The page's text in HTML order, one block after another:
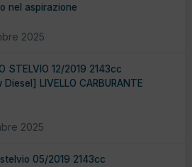
nel aspirazione
2025
STELVIO 12/2019 2143cc
LIVELLO CARBURANTE
2025
stelvio 05/2019 2143cc